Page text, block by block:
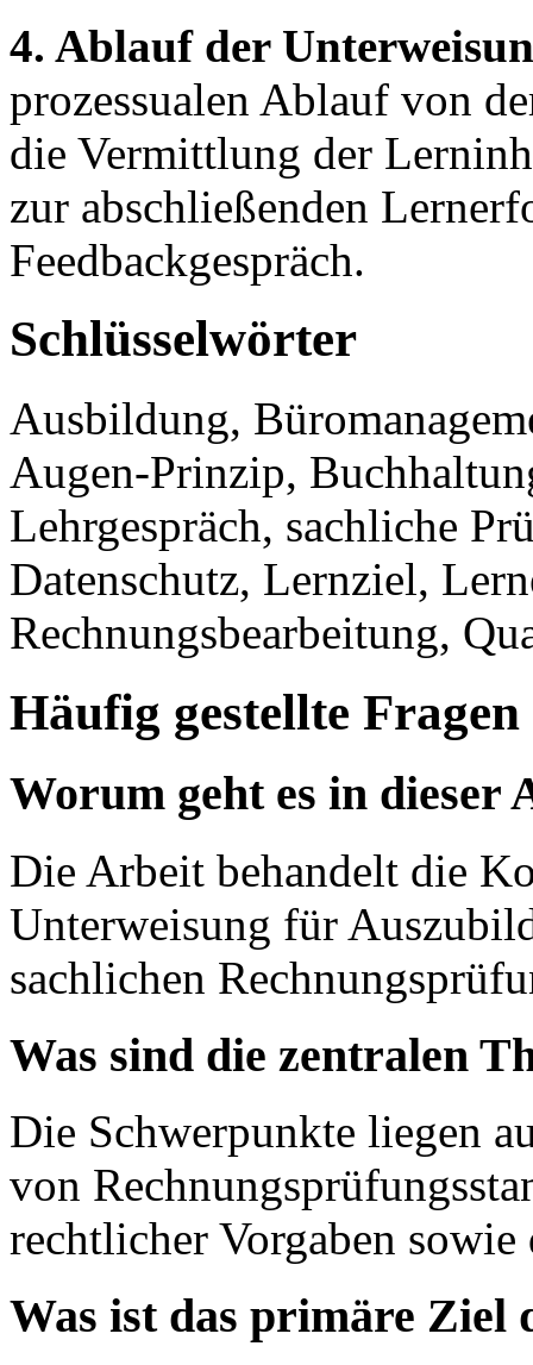
4. Ablauf der
prozessualen Ablauf von
die Vermittlung der
zur abschließenden
Feedbackgespräch.
Schlüsselwörter
Ausbildung,
Augen-Prinzip,
Lehrgespräch, sachliche
Datenschutz, Lernziel,
Rechnungsbearbeitung,
Häufig gestellte Fragen
Worum geht es in dieser
Die Arbeit behandelt die
Unterweisung für
sachlichen
Was sind die zentralen
Die Schwerpunkte liegen
von
rechtlicher Vorgaben
Was ist das primäre Ziel